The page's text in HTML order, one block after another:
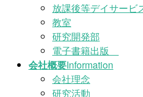
放課後等デイサー
教室
研究開発部
電子書籍出版
会社概要Information
会社理念
研究活動